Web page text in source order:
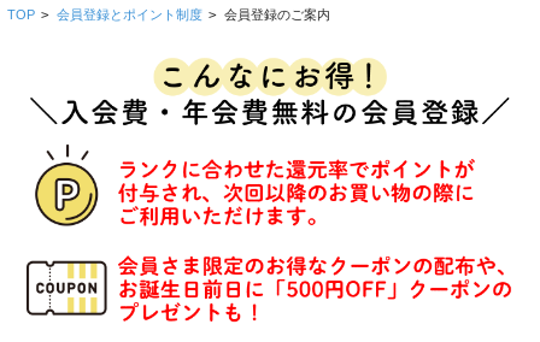
TOP > 会員登録とポイント制度 > 会員登録のご案内